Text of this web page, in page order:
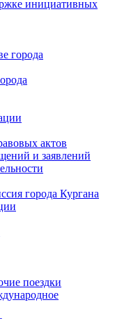
инициативных
города
актов
и заявлений
города Кургана
поездки